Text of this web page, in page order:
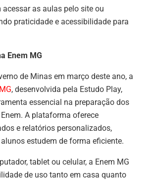
as aulas pelo site ou
praticidade e acessibilidade para
Enem MG
de Minas em março deste ano, a
, desenvolvida pela Estudo Play,
essencial na preparação dos
A plataforma oferece
e relatórios personalizados,
estudem de forma eficiente.
tablet ou celular, a Enem MG
de uso tanto em casa quanto